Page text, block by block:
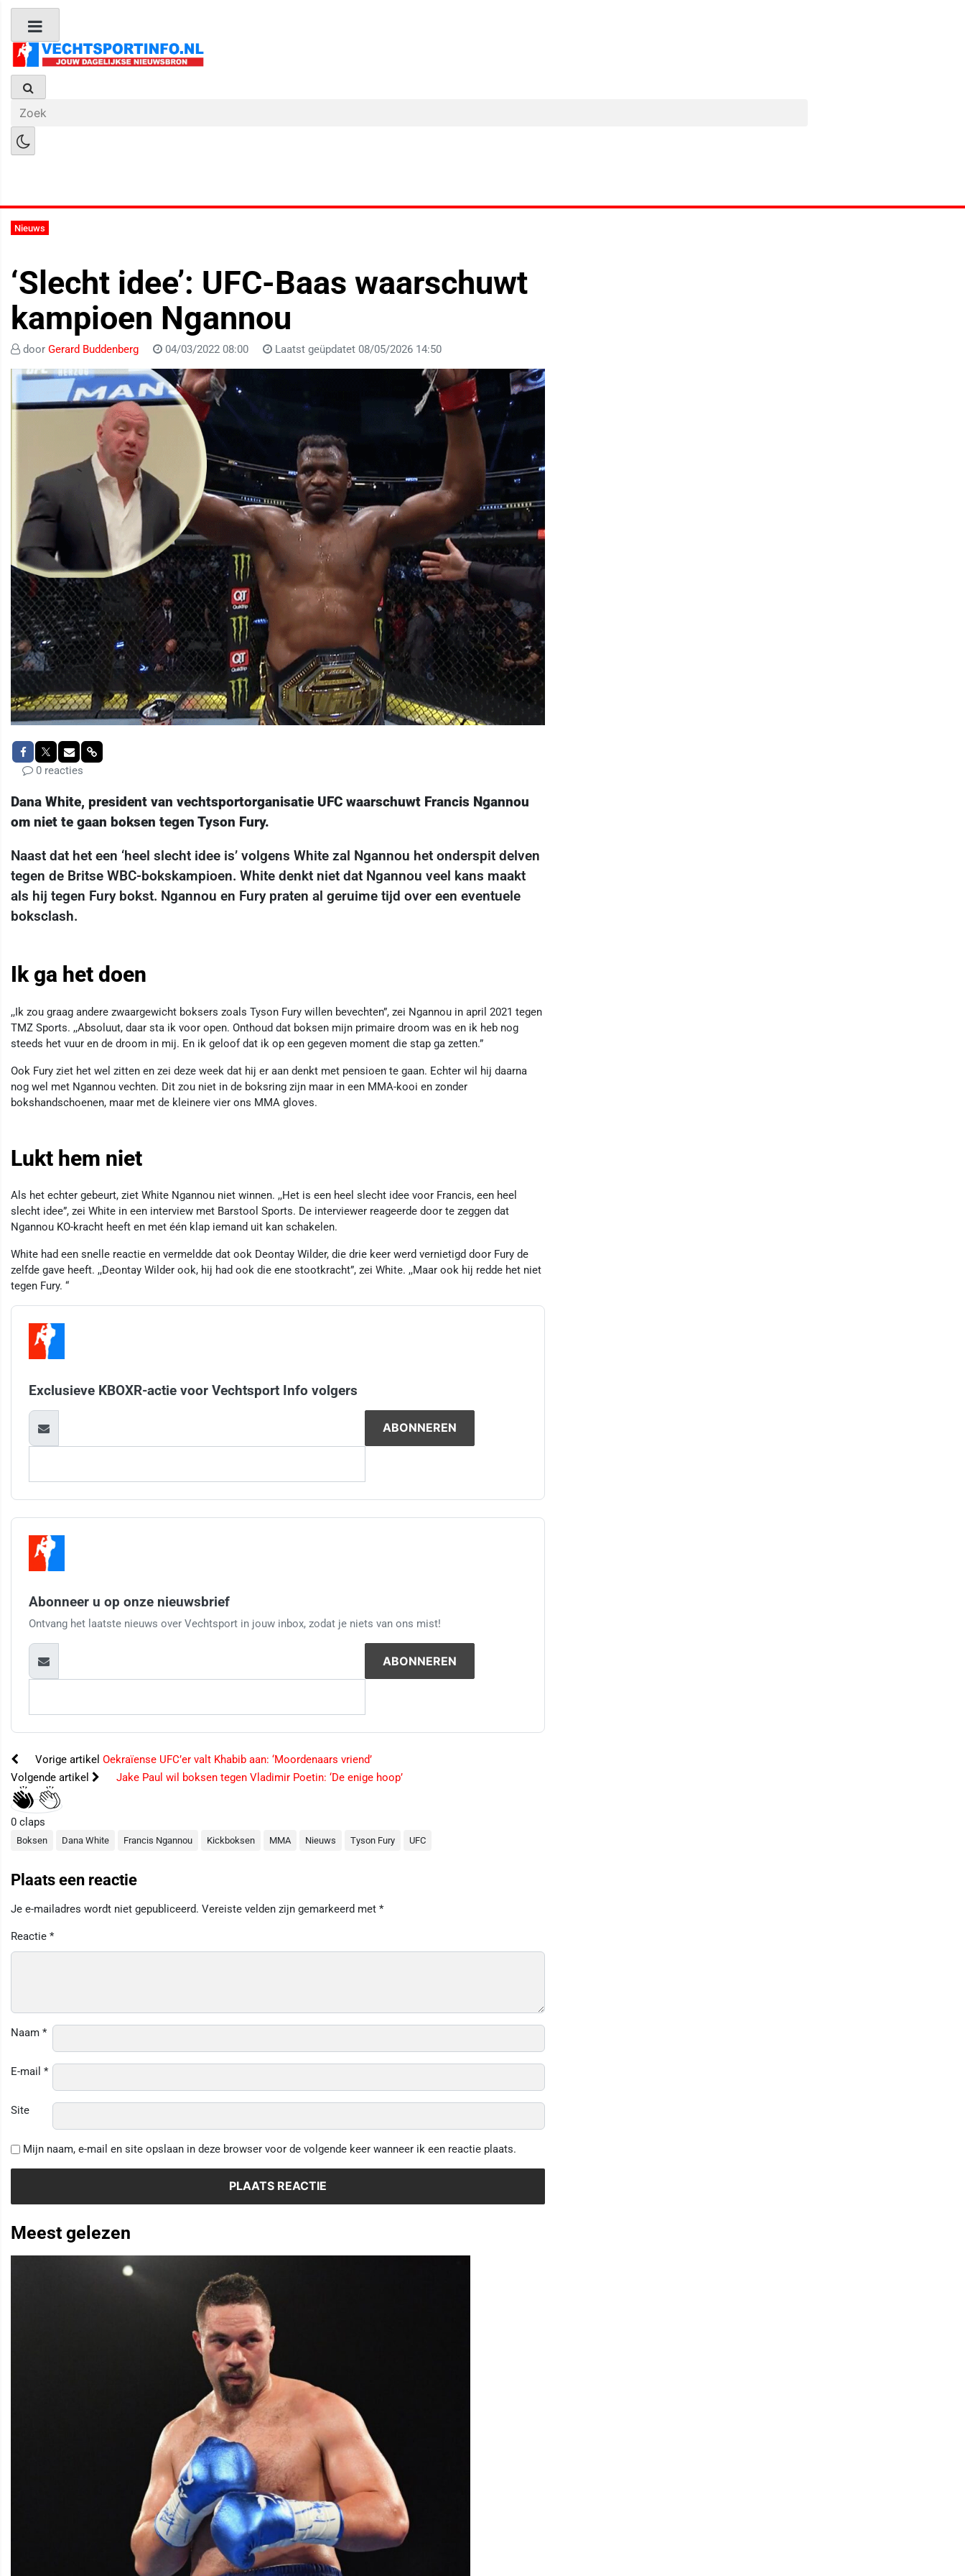
Nieuws
‘Slecht idee’: UFC-Baas waarschuwt
kampioen Ngannou
door Gerard Buddenberg 04/03/2022 08:00 Laatst geüpdatet 08/05/2026 14:50
0 reacties
Dana White, president van vechtsportorganisatie UFC waarschuwt Francis Ngannou
om niet te gaan boksen tegen Tyson Fury.
Naast dat het een ‘heel slecht idee is’ volgens White zal Ngannou het onderspit delven
tegen de Britse WBC-bokskampioen. White denkt niet dat Ngannou veel kans maakt
als hij tegen Fury bokst. Ngannou en Fury praten al geruime tijd over een eventuele
boksclash.
Ik ga het doen
,,Ik zou graag andere zwaargewicht boksers zoals Tyson Fury willen bevechten”, zei Ngannou in april 2021 tegen
TMZ Sports. ,,Absoluut, daar sta ik voor open. Onthoud dat boksen mijn primaire droom was en ik heb nog
steeds het vuur en de droom in mij. En ik geloof dat ik op een gegeven moment die stap ga zetten.”
Ook Fury ziet het wel zitten en zei deze week dat hij er aan denkt met pensioen te gaan. Echter wil hij daarna
nog wel met Ngannou vechten. Dit zou niet in de boksring zijn maar in een MMA-kooi en zonder
bokshandschoenen, maar met de kleinere vier ons MMA gloves.
Lukt hem niet
Als het echter gebeurt, ziet White Ngannou niet winnen. ,,Het is een heel slecht idee voor Francis, een heel
slecht idee”, zei White in een interview met Barstool Sports. De interviewer reageerde door te zeggen dat
Ngannou KO-kracht heeft en met één klap iemand uit kan schakelen.
White had een snelle reactie en vermeldde dat ook Deontay Wilder, die drie keer werd vernietigd door Fury de
zelfde gave heeft. ,,Deontay Wilder ook, hij had ook die ene stootkracht”, zei White. ,,Maar ook hij redde het niet
tegen Fury. “
Exclusieve KBOXR-actie voor Vechtsport Info volgers
Abonneer u op onze nieuwsbrief
Ontvang het laatste nieuws over Vechtsport in jouw inbox, zodat je niets van ons mist!
Vorige artikel Oekraïense UFC’er valt Khabib aan: ‘Moordenaars vriend’
Volgende artikel
Jake Paul wil boksen tegen Vladimir Poetin: ‘De enige hoop’
0 claps
Boksen Dana White Francis Ngannou Kickboksen MMA Nieuws Tyson Fury UFC
Plaats een reactie
Je e-mailadres wordt niet gepubliceerd. Vereiste velden zijn gemarkeerd met *
Reactie *
Naam *
E-mail *
Site
Mijn naam, e-mail en site opslaan in deze browser voor de volgende keer wanneer ik een reactie plaats.
Meest gelezen